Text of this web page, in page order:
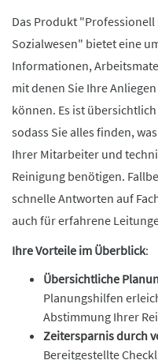
Das Produkt
Sozialwesen" bietet eine
Informationen,
mit denen Sie Ihre
können. Es ist
sodass Sie alles finden,
Ihrer Mitarbeiter und
Reinigung benötigen.
schnelle Antworten auf
auch für erfahrene
Ihre Vorteile im Überblick:
Übersichtliche
Planungshilfen
Abstimmung Ihrer
Zeitersparnis durch
Bereitgestellte